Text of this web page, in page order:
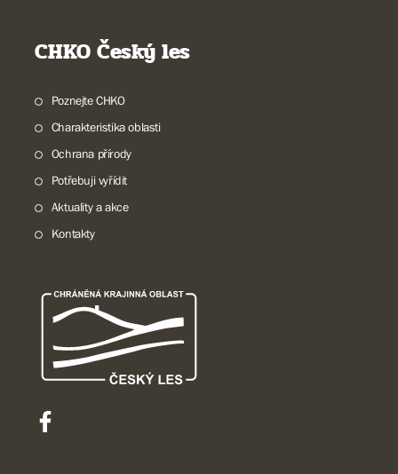
CHKO Český les
Poznejte CHKO
Charakteristika oblasti
Ochrana přírody
Potřebuji vyřídit
Aktuality a akce
Kontakty